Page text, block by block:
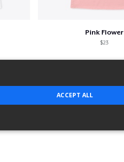
Pink Flower
$23
ACCEPT ALL